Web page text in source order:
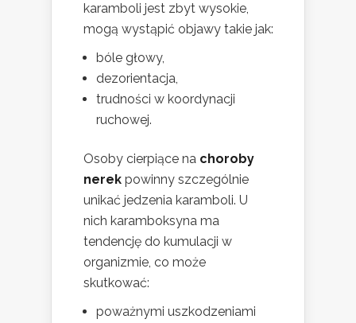
karamboli jest zbyt wysokie,
mogą wystąpić objawy takie jak:
bóle głowy,
dezorientacja,
trudności w koordynacji
ruchowej.
Osoby cierpiące na choroby
nerek powinny szczególnie
unikać jedzenia karamboli. U
nich karamboksyna ma
tendencję do kumulacji w
organizmie, co może
skutkować:
poważnymi uszkodzeniami